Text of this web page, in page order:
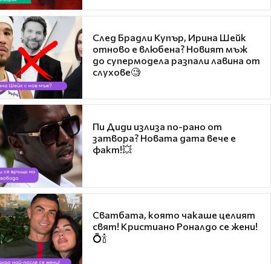
След Брадли Купър, Ирина Шейк
отново е влюбена? Новият мъж
до супермодела разпали лавина от
слухове🧐
Пи Диди излиза по-рано от
затвора? Новата дата вече е
факт!💥
Сватбата, която чакаше целият
свят! Кристиано Роналдо се жени!
💍🍾